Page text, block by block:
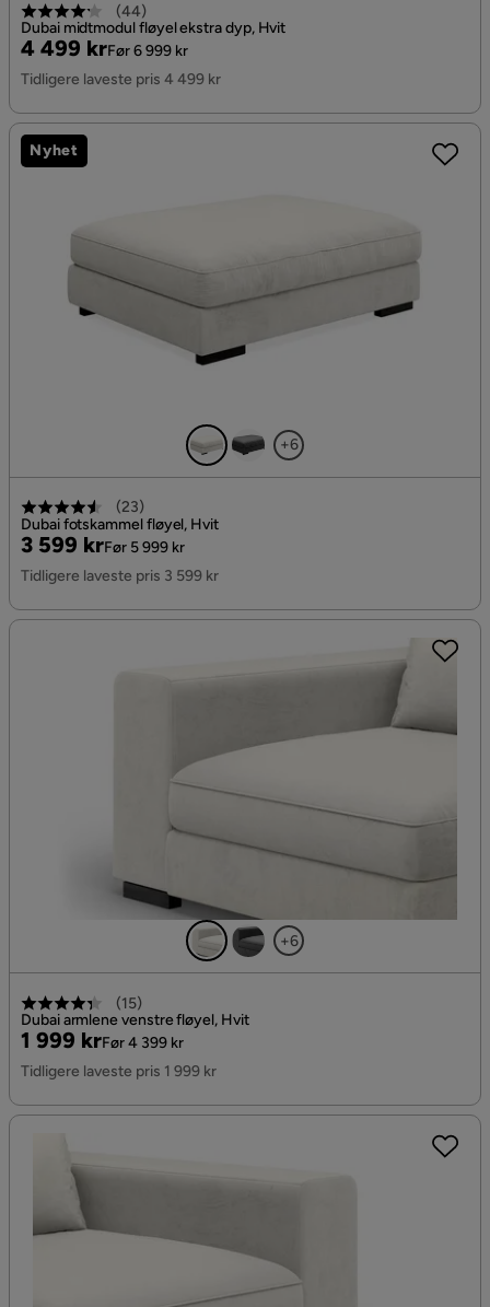
(44)
Dubai midtmodul fløyel ekstra dyp, Hvit
Pris
4 499 kr
Original
Pris
Før 6 999 kr
Tidligere laveste pris 4 499 kr
+6
(23)
Dubai fotskammel fløyel, Hvit
Pris
3 599 kr
Original
Pris
Før 5 999 kr
Tidligere laveste pris 3 599 kr
Nyhet
+6
(15)
Dubai armlene venstre fløyel, Hvit
Pris
1 999 kr
Original
Pris
Før 4 399 kr
Tidligere laveste pris 1 999 kr